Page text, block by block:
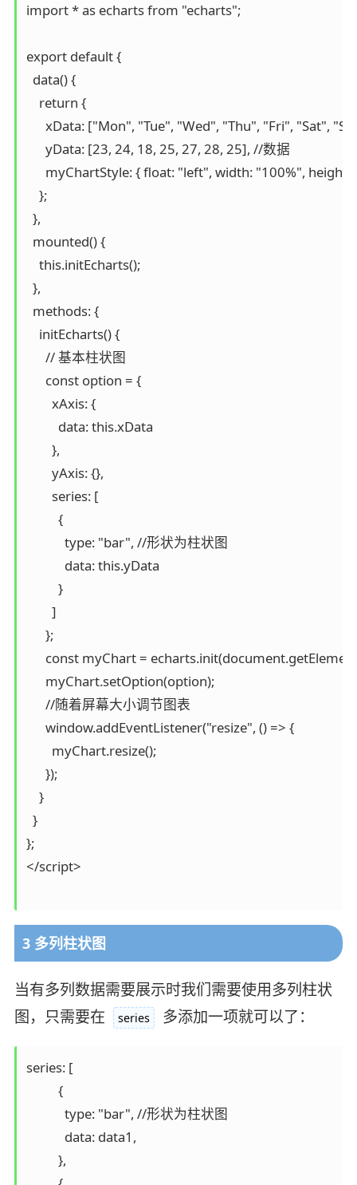
import * as echarts from "echarts";
export default {
  data() {
    return {
xData: ["Mon", "Tue", "Wed", "Thu", "Fri", "Sat",
      yData: [23, 24, 18, 25, 27, 28, 25], //数据
myChartStyle: { float: "left", width: "100%",
    };
  },
  mounted() {
    this.initEcharts();
  },
  methods: {
    initEcharts() {
      // 基本柱状图
      const option = {
        xAxis: {
          data: this.xData
        },
        yAxis: {},
        series: [
          {
            type: "bar", //形状为柱状图
            data: this.yData
          }
        ]
      };
const myChart =
      myChart.setOption(option);
      //随着屏幕大小调节图表
      window.addEventListener("resize", () => {
        myChart.resize();
      });
    }
  }
};
</script>
3 多列柱状图
当有多列数据需要展示时我们需要使用多列柱状
图，只需要在
series 多添加一项就可以了：
series: [
          {
            type: "bar", //形状为柱状图
            data: data1,
          },